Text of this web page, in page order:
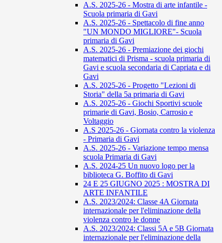
A.S. 2025-26 - Mostra di arte infantile -
Scuola primaria di Gavi
A.S. 2025-26 - Spettacolo di fine anno
"UN MONDO MIGLIORE"- Scuola
primaria di Gavi
A.S. 2025-26 - Premiazione dei giochi
matematici di Prisma - scuola primaria di
Gavi e scuola secondaria di Capriata e di
Gavi
A.S. 2025-26 - Progetto "Lezioni di
Storia" della 5a primaria di Gavi
A.S. 2025-26 - Giochi Sportivi scuole
primarie di Gavi, Bosio, Carrosio e
Voltaggio
A.S 2025-26 - Giornata contro la violenza
- Primaria di Gavi
A.S. 2025-26 - Variazione tempo mensa
scuola Primaria di Gavi
A.S. 2024-25 Un nuovo logo per la
biblioteca G. Boffito di Gavi
24 E 25 GIUGNO 2025 : MOSTRA DI
ARTE INFANTILE
A.S. 2023/2024: Classe 4A Giornata
internazionale per l'eliminazione della
violenza contro le donne
A.S. 2023/2024: Classi 5A e 5B Giornata
internazionale per l'eliminazione della